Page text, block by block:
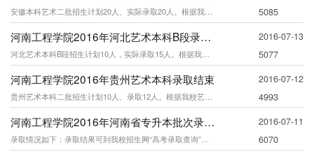
5085
河南工程学院2016年河北艺术本科B段录取结束
2016-07-13
5077
河南工程学院2016年贵州艺术本科录取结束
2016-07-12
4993
河南工程学院2016年河南省专升本批次录取结束
2016-07-11
6070